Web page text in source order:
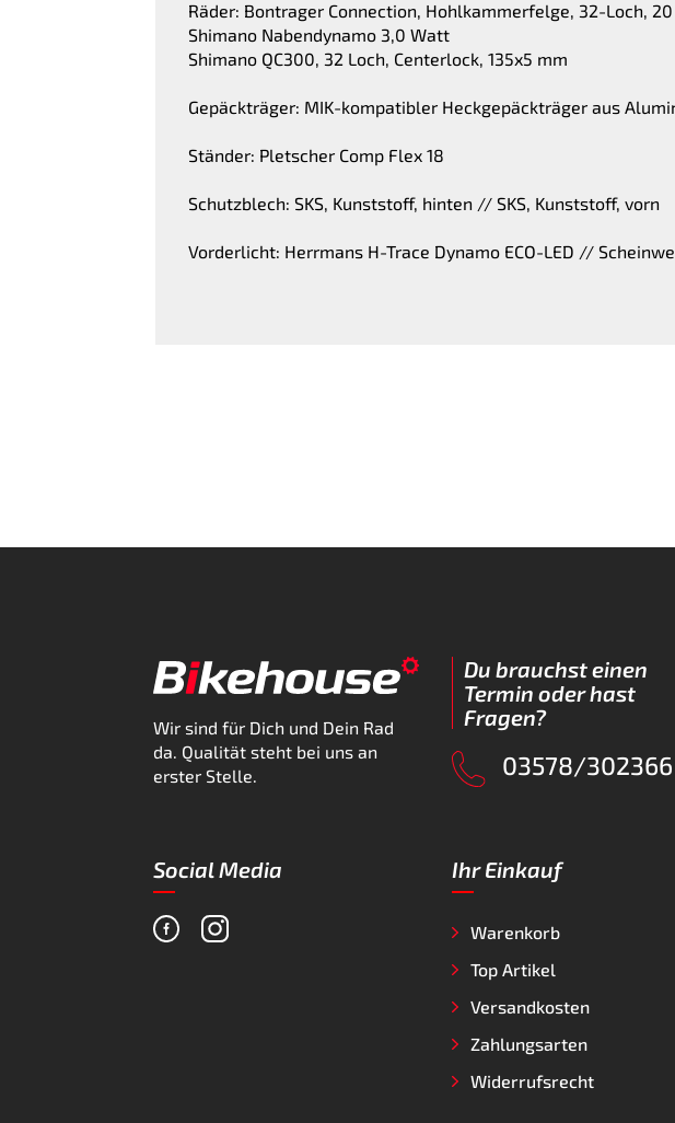
Räder: Bontrager Connection, Hohlkammerfelge, 32-Loch,
Shimano Nabendynamo 3,0 Watt
Shimano QC300, 32 Loch, Centerlock, 135x5 mm
Gepäckträger: MIK-kompatibler Heckgepäckträger aus
Ständer: Pletscher Comp Flex 18
Schutzblech: SKS, Kunststoff, hinten // SKS, Kunststoff, vorn
Vorderlicht: Herrmans H-Trace Dynamo ECO-LED //
Wir sind für Dich und Dein Rad
da. Qualität steht bei uns an
erster Stelle.
Du brauchst einen
Termin oder hast
Fragen?
03578/302366
Social Media Ihr Einkauf
Warenkorb
Top Artikel
Versandkosten
Zahlungsarten
Widerrufsrecht